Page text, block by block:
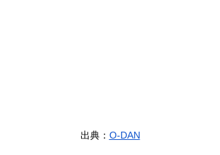
出典： O-DAN